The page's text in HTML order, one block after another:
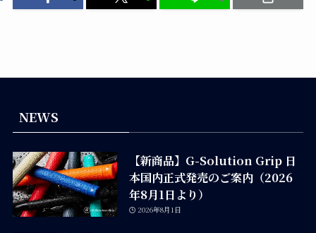
NEWS
【新商品】G-Solution Grip 日
本国内正式発売のご案内（2026
年8月1日より）
2026年8月1日